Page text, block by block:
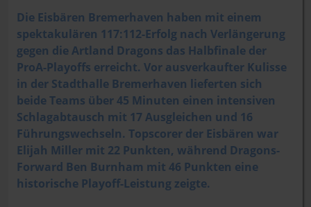
Die Eisbären Bremerhaven haben mit einem
spektakulären 117:112-Erfolg nach Verlängerung
gegen die Artland Dragons das Halbfinale der
ProA-Playoffs erreicht. Vor ausverkaufter Kulisse
in der Stadthalle Bremerhaven lieferten sich
beide Teams über 45 Minuten einen intensiven
Schlagabtausch mit 17 Ausgleichen und 16
Führungswechseln. Topscorer der Eisbären war
Elijah Miller mit 22 Punkten, während Dragons-
Forward Ben Burnham mit 46 Punkten eine
historische Playoff-Leistung zeigte.